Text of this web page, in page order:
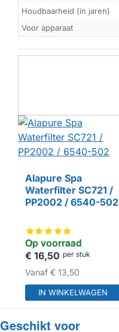
Houdbaarheid (in jaren)
Voor apparaat
HUISMERK
Op voorraad
Alapure Spa
Waterfilter SC721 /
PP2002 / 6540-502
€ 16,50 per stuk
Vanaf € 13,50
IN WINKELWAGEN
Geschikt voor